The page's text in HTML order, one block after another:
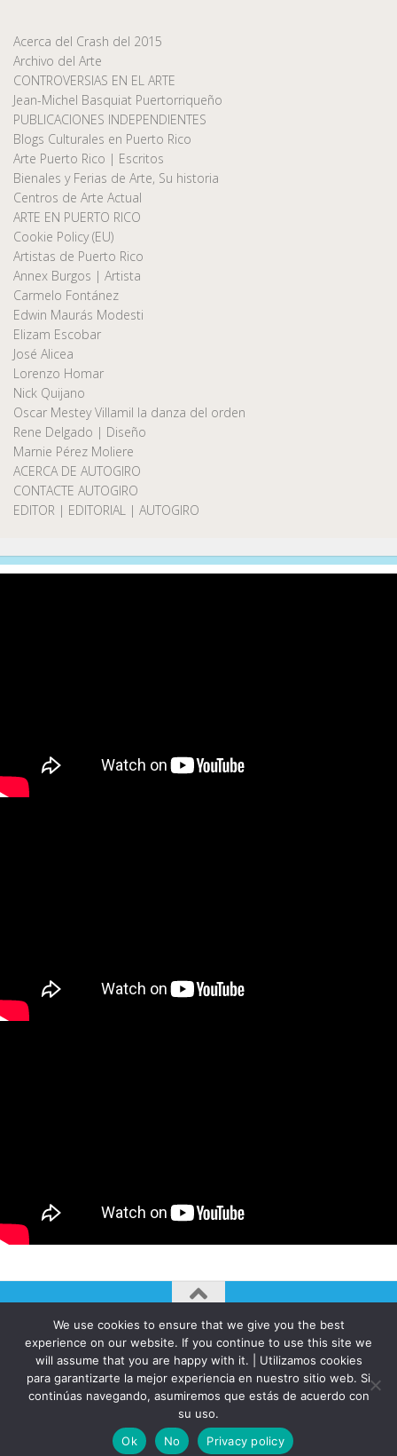
Acerca del Crash del 2015
Archivo del Arte
CONTROVERSIAS EN EL ARTE
Jean-Michel Basquiat Puertorriqueño
PUBLICACIONES INDEPENDIENTES
Blogs Culturales en Puerto Rico
Arte Puerto Rico | Escritos
Bienales y Ferias de Arte, Su historia
Centros de Arte Actual
ARTE EN PUERTO RICO
Cookie Policy (EU)
Artistas de Puerto Rico
Annex Burgos | Artista
Carmelo Fontánez
Edwin Maurás Modesti
Elizam Escobar
José Alicea
Lorenzo Homar
Nick Quijano
Oscar Mestey Villamil la danza del orden
Rene Delgado | Diseño
Marnie Pérez Moliere
ACERCA DE AUTOGIRO
CONTACTE AUTOGIRO
EDITOR | EDITORIAL | AUTOGIRO
AUTOGIRO/el giro del arte actual © JAVIER MARTINEZ 2026. All
Rights Reserved.
Funciona con - Diseñado con elTema Hueman
We use cookies to ensure that we give you the best
experience on our website. If you continue to use this site we
will assume that you are happy with it. | Utilizamos cookies
para garantizarte la mejor experiencia en nuestro sitio web. Si
continúas navegando, asumiremos que estás de acuerdo con
su uso.
Ok
No Privacy policy